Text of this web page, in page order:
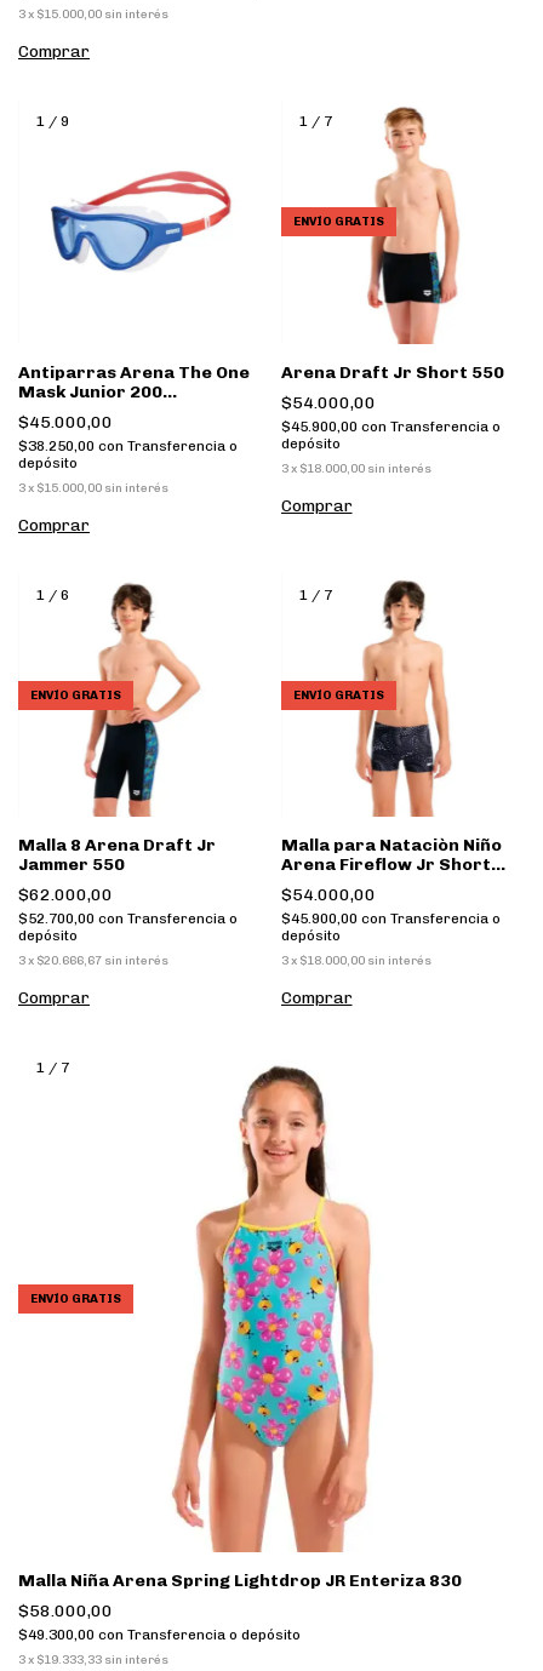
3x $15.000,00 sin interés
Comprar
1 / 9
Antiparras Arena The One
Mask Junior 200
AZUL/ROJO
$45.000,00
$38.250,00 con Transferencia o
depósito
3x $15.000,00 sin interés
Comprar
1/ 7
ENVÍO GRATIS
Arena Draft Jr Short 550
$54.000,00
$45.900,00 con Transferencia o
depósito
3 x $18.000,00 sin interés
Comprar
1 / 6
ENVÍO GRATIS
Malla 8 Arena Draft Jr
Jammer 550
$62.000,00
$52.700,00 con Transferencia o
depósito
3x $20.666,67 sin interés
Comprar
1/ 7
ENVÍO GRATIS
Malla para Nataciòn Niño
Arena Fireflow Jr Short
500
$54.000,00
$45.900,00 con Transferencia o
depósito
3 x $18.000,00 sin interés
Comprar
1 / 7
ENVÍO GRATIS
Malla Niña Arena Spring Lightdrop JR Enteriza 830
$58.000,00
$49.300,00 con Transferencia o depósito
3x $19.333,33 sin interés